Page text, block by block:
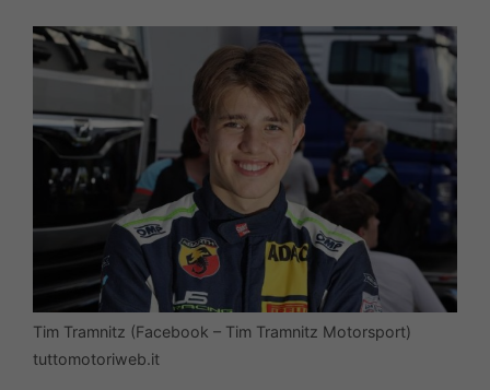
Tim Tramnitz (Facebook – Tim Tramnitz Motorsport)
tuttomotoriweb.it